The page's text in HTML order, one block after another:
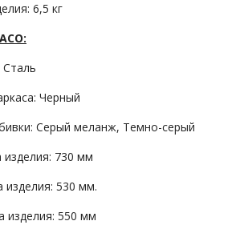
6,5 кг
Сталь
Черный
Серый меланж, Темно-серый
730 мм
530 мм.
изделия: 550 мм